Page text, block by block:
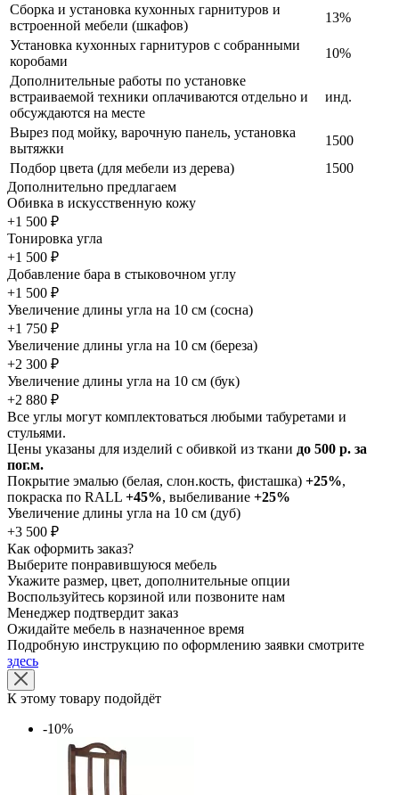
Сборка и установка кухонных гарнитуров и
встроенной мебели (шкафов)
13%
Установка кухонных гарнитуров с собранными
коробами
10%
Дополнительные работы по установке
встраиваемой техники оплачиваются отдельно и
обсуждаются на месте
инд.
Вырез под мойку, варочную панель, установка
вытяжки
1500
Подбор цвета (для мебели из дерева)
1500
Дополнительно предлагаем
Обивка в искусственную кожу
+1 500 ₽
Тонировка угла
+1 500 ₽
Добавление бара в стыковочном углу
+1 500 ₽
Увеличение длины угла на 10 см (сосна)
+1 750 ₽
Увеличение длины угла на 10 см (береза)
+2 300 ₽
Увеличение длины угла на 10 см (бук)
+2 880 ₽
Все углы могут комплектоваться любыми табуретами и
стульями.
Цены указаны для изделий с обивкой из ткани до 500 р. за
пог.м.
Покрытие эмалью (белая, слон.кость, фисташка) +25%,
покраска по RALL +45%, выбеливание +25%
Увеличение длины угла на 10 см (дуб)
+3 500 ₽
Как оформить заказ?
Выберите понравившуюся мебель
Укажите размер, цвет, дополнительные опции
Воспользуйтесь корзиной или позвоните нам
Менеджер подтвердит заказ
Ожидайте мебель в назначенное время
Подробную инструкцию по оформлению заявки смотрите
здесь
К этому товару подойдёт
-10%